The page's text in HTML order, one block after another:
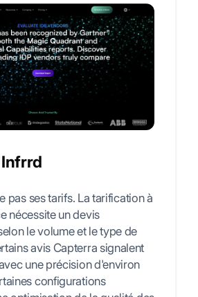
pas ses tarifs. La tarification à
nécessite un devis
le volume et le type de
avis Capterra signalent
une précision d'environ
configurations